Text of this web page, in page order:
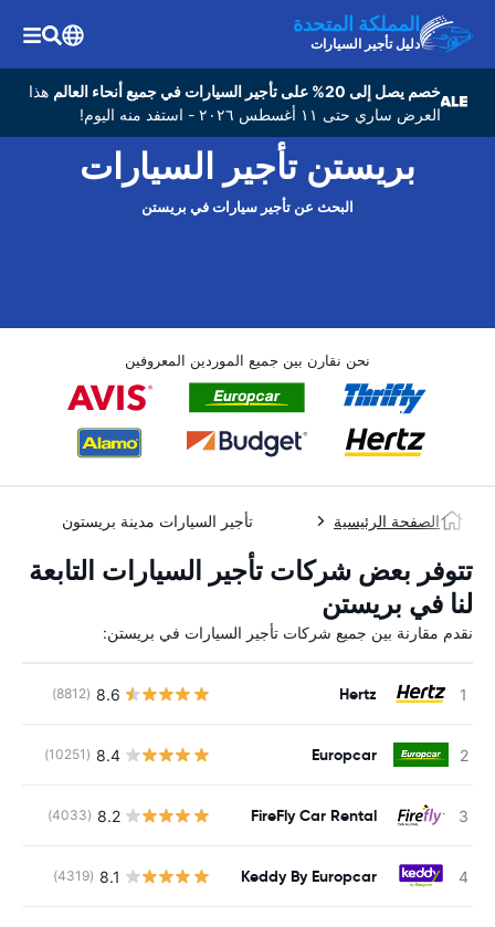
المملكة المتحدة
دليل تأجير السيارات
خصم يصل إلى 20% على تأجير السيارات في جميع أنحاء العالم
هذا
العرض ساري حتى ١١ أغسطس ٢٠٢٦ - استفد منه اليوم!
بريستن تأجير السيارات
البحث عن تأجير سيارات في بريستن
نحن نقارن بين جميع الموردين المعروفين
الصفحة الرئيسية تأجير السيارات مدينة بريستون
تتوفر بعض شركات تأجير السيارات التابعة
لنا في بريستن
نقدم مقارنة بين جميع شركات تأجير السيارات في بريستن:
Hertz
8.6
(8812)
Europcar
8.4
(10251)
FireFly Car Rental
8.2
(4033)
Keddy By Europcar
8.1
(4319)